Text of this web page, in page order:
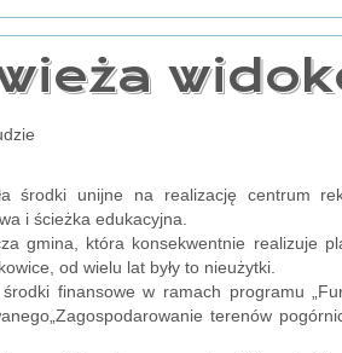
środki unijne na realizację centrum
i ścieżka edukacyjna.
gmina, która konsekwentnie realizuje
od wielu lat były to nieużytki.
środki finansowe w ramach programu
terenów